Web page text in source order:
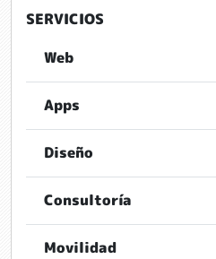
SERVICIOS
Web
Apps
Diseño
Consultoría
Movilidad